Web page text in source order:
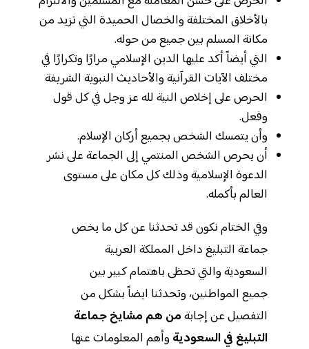
بالأخلاق المختلفة والخصال الحميدة التي تزيد من
مكانة المسلم بين جميع من حوله.
التي أيضاً أكد عليها الدين الإسلامي مرارًا وتكرارًا في
مختلف الآيات القرآنية والأحاديث النبوية الشريفة
الحرص على إخلاص النية لله عز وجل في كل قول
وفعل.
وأن يتمسك الشخص بجميع أركان الإسلام.
أن يحرص الشخص المنتمي إلى الجماعة على نشر
الدعوة الإسلامية وذلك كل مكان على مستوى
العالم بأكمله.
وفي الختام نكون قد تحدثنا عن كل ما يخص
جماعة التبليغ داخل المملكة العربية
السعودية والتي تحظى باهتمام كبير بين
جميع المواطنين، وتحدثنا ايضاً بشكل من
التفصيل عن إجابةمن هم مشايخ جماعة
التبليغ في السعودية وأهم المعلومات عنها